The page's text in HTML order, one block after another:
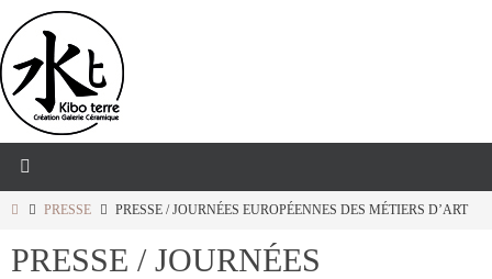
Passer
vers
le
contenu
HOMEPRESSE PRESSE / JOURNÉES EUROPÉENNES DES MÉTIERS D’ART
PRESSE / JOURNÉES